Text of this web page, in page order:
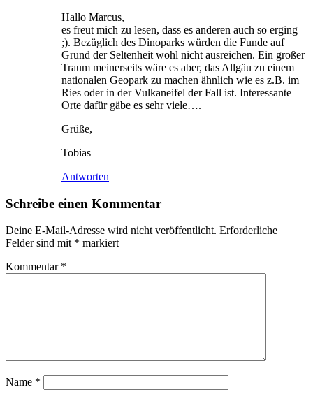
Hallo Marcus,
es freut mich zu lesen, dass es anderen auch so erging
;). Bezüglich des Dinoparks würden die Funde auf
Grund der Seltenheit wohl nicht ausreichen. Ein großer
Traum meinerseits wäre es aber, das Allgäu zu einem
nationalen Geopark zu machen ähnlich wie es z.B. im
Ries oder in der Vulkaneifel der Fall ist. Interessante
Orte dafür gäbe es sehr viele….
Grüße,
Tobias
Antworten
Schreibe einen Kommentar
Deine E-Mail-Adresse wird nicht veröffentlicht. Erforderliche
Felder sind mit * markiert
Kommentar *
Name *